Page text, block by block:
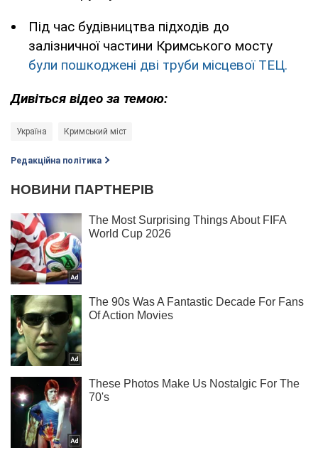
Під час будівництва підходів до
залізничної частини Кримського мосту
були пошкоджені дві труби місцевої ТЕЦ.
Дивіться відео за темою:
Україна Кримський міст
Редакційна політика